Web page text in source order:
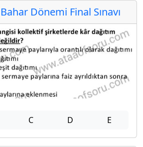
Dönemi Final Sınavı
C D E